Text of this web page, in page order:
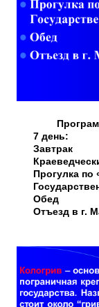
7 день:
Завтрак
Прогулка по
Обед
Отъезд в г.